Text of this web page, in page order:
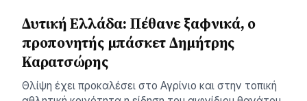
Δυτική Ελλάδα: Πέθανε ξαφνικά, ο
προπονητής μπάσκετ Δημήτρης
Καρατσώρης
Θλίψη έχει προκαλέσει στο Αγρίνιο και στην τοπική